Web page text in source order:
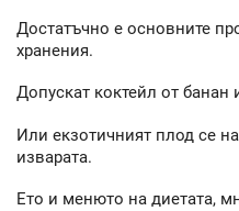
Достатъчно е основните
хранения.
Допускат коктейл от банан
Или екзотичният плод се
изварата.
Ето и менюто на диетата,